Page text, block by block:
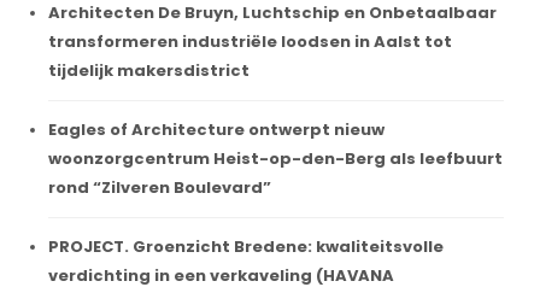
Architecten De Bruyn, Luchtschip en Onbetaalbaar
transformeren industriële loodsen in Aalst tot
tijdelijk makersdistrict
Eagles of Architecture ontwerpt nieuw
woonzorgcentrum Heist-op-den-Berg als leefbuurt
rond “Zilveren Boulevard”
PROJECT. Groenzicht Bredene: kwaliteitsvolle
verdichting in een verkaveling (HAVANA